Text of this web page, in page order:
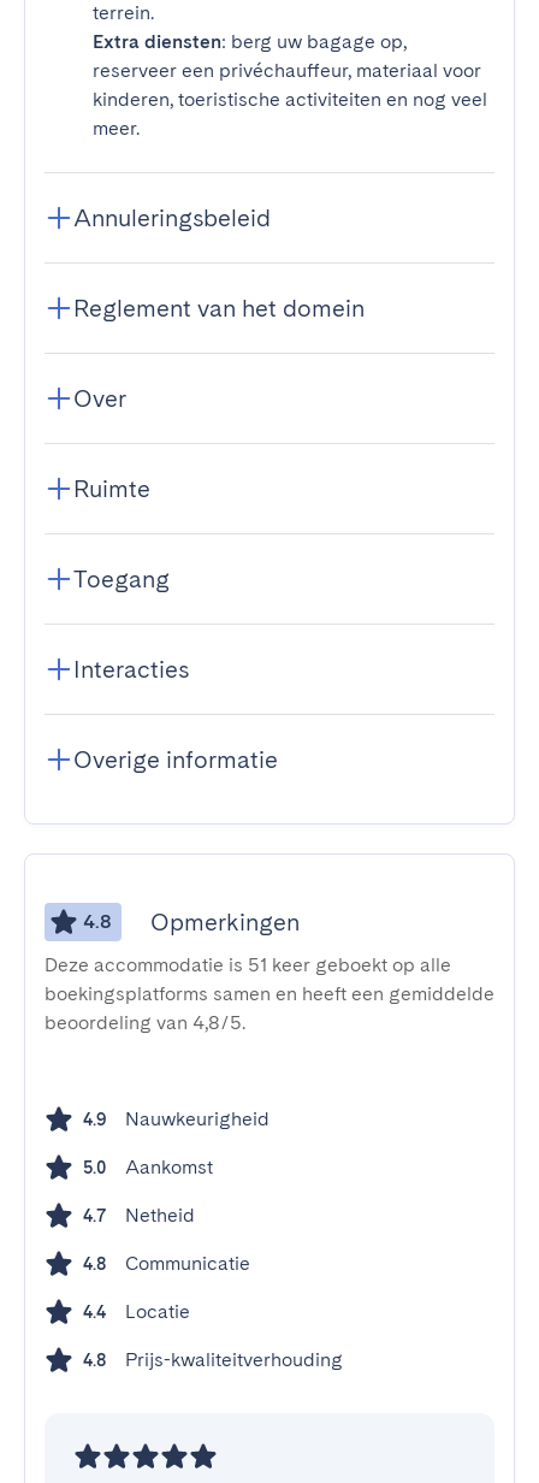
terrein.
Extra diensten: berg uw bagage op,
reserveer een privéchauffeur, materiaal voor
kinderen, toeristische activiteiten en nog veel
meer.
Annuleringsbeleid
Reglement van het domein
Over
Ruimte
Toegang
Interacties
Overige informatie
4.8 Opmerkingen
Deze accommodatie is 51 keer geboekt op alle
boekingsplatforms samen en heeft een gemiddelde
beoordeling van 4,8/5.
4.9 Nauwkeurigheid
5.0 Aankomst
4.7 Netheid
4.8 Communicatie
4.4 Locatie
4.8 Prijs-kwaliteitverhouding